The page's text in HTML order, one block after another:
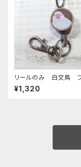
リールのみ 白文鳥
ン 文鳥 ぶんちょう
ウ
¥1,320